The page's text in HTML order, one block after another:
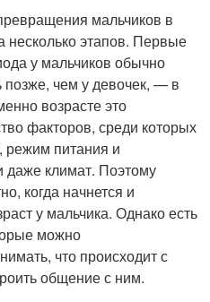
мальчиков в
несколько этапов. Первые
у мальчиков обычно
позже, чем у девочек, — в
возрасте это
факторов, среди которых
режим питания и
даже климат. Поэтому
когда начнется и
у мальчика. Однако есть
можно
что происходит с
общение с ним.